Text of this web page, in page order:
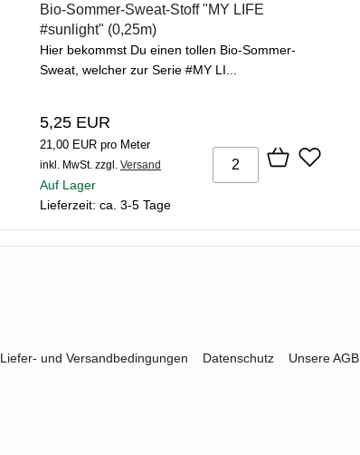
Bio-Sommer-Sweat-Stoff "MY LIFE
#sunlight" (0,25m)
Hier bekommst Du einen tollen Bio-Sommer-
Sweat, welcher zur Serie #MY LI...
5,25 EUR
21,00 EUR pro Meter
inkl. MwSt. zzgl. Versand
Auf Lager
Lieferzeit: ca. 3-5 Tage
Liefer- und Versandbedingungen Datenschutz Unsere AGB